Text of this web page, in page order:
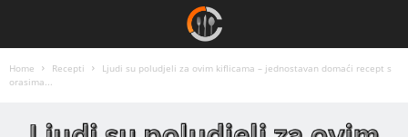
Home Recepti
Ljudi su poludjeli za ovim kiflicama – jednostavan domaći recept s
orasima...